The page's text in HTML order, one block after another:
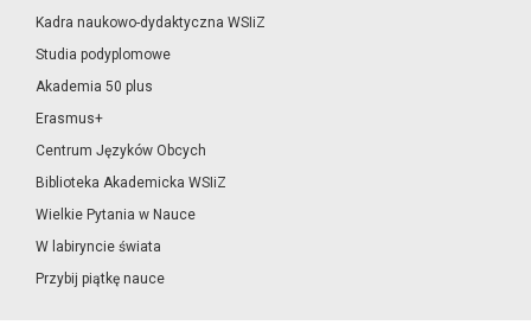
Kadra naukowo-dydaktyczna WSIiZ
Studia podyplomowe
Akademia 50 plus
Erasmus+
Centrum Języków Obcych
Biblioteka Akademicka WSIiZ
Wielkie Pytania w Nauce
W labiryncie świata
Przybij piątkę nauce